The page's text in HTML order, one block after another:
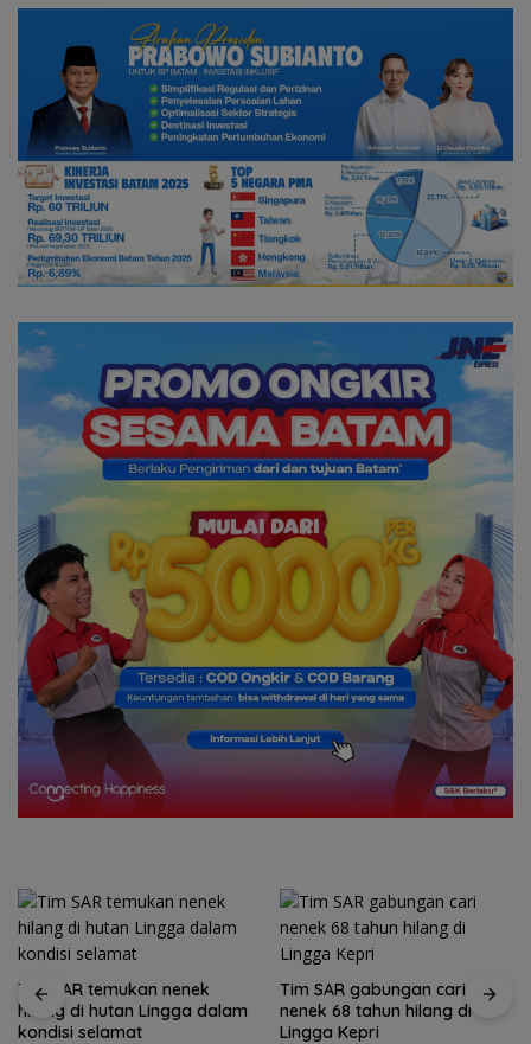
Tim SAR temukan nenek
hilang di hutan Lingga dalam
kondisi selamat
Tim SAR gabungan cari
nenek 68 tahun hilang di
Lingga Kepri